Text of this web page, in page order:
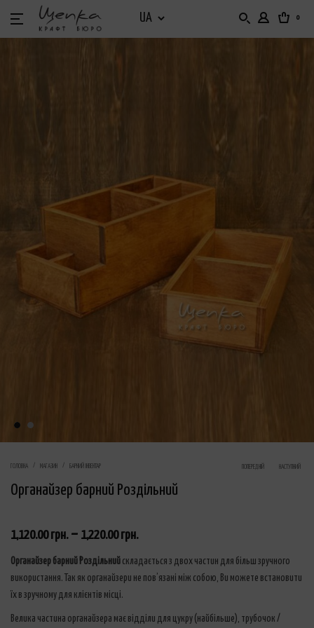
0
ГОЛОВНА МАГАЗИН БАРНИЙ ІНВЕНТАР Product
ПОПЕРЕДНІЙ НАСТУПНИЙ
Органайзер барний Роздільний
1,120.00грн.– 1,220.00грн.
Органайзер барний Роздільний складається з двох частин для більш зручного
використання. Так як органайзери не пов’язані між собою, Ви можете встановити
їх в зручному для клієнтів місці.
Велика частина органайзера має відділи для цукру (найбільше), трубочок /